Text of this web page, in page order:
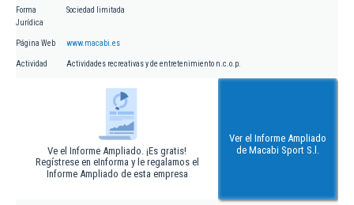
Forma
Jurídica
Sociedad limitada
Página Web www.macabi.es
Actividad Actividades recreativas y de entretenimiento n.c.o.p.
Ve el Informe Ampliado. ¡Es gratis!
Regístrese en eInforma y le regalamos el
Informe Ampliado de esta empresa
Ver el Informe Ampliado
de Macabi Sport S.l.